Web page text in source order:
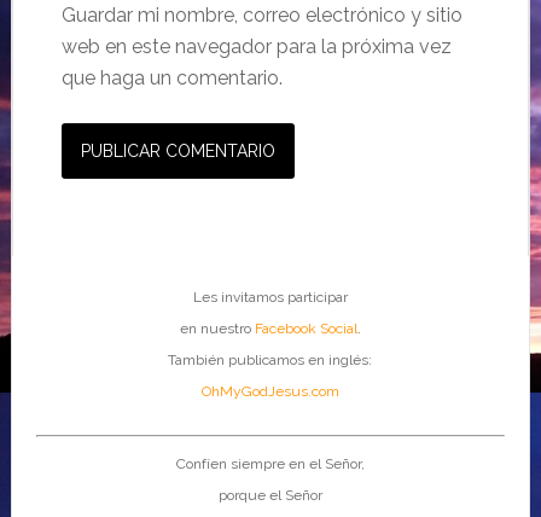
Guardar mi nombre, correo electrónico y sitio
web en este navegador para la próxima vez
que haga un comentario.
Les invitamos participar
en nuestro Facebook Social.
También publicamos en inglés:
OhMyGodJesus.com
Confíen siempre en el Señor,
porque el Señor